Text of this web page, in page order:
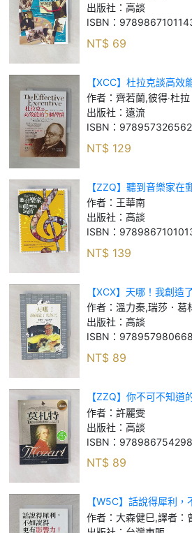
出版社： 高談
ISBN：
NT$ 69
【XCC】杜拉克談高效
杜拉
作者： 齊若蘭,彼得‧杜拉
出版社： 遠流
ISBN：
NT$ 129
【ZZQ】聽到音樂家在
作者： 王華南
出版社： 高談
ISBN：
NT$ 139
【XCX】天哪！我創造
故事_溫力秦, 瑞莎．葛
作者： 溫力秦,瑞莎．葛
出版社： 高談
ISBN：
NT$ 89
【ZZQ】你不可不知
其故事_許麗雯
作者： 許麗雯
出版社： 高談
ISBN：
NT$ 89
【W5C】話說得犀利
界級談判家的最強溝通
作者： 大森健巳,譯者：